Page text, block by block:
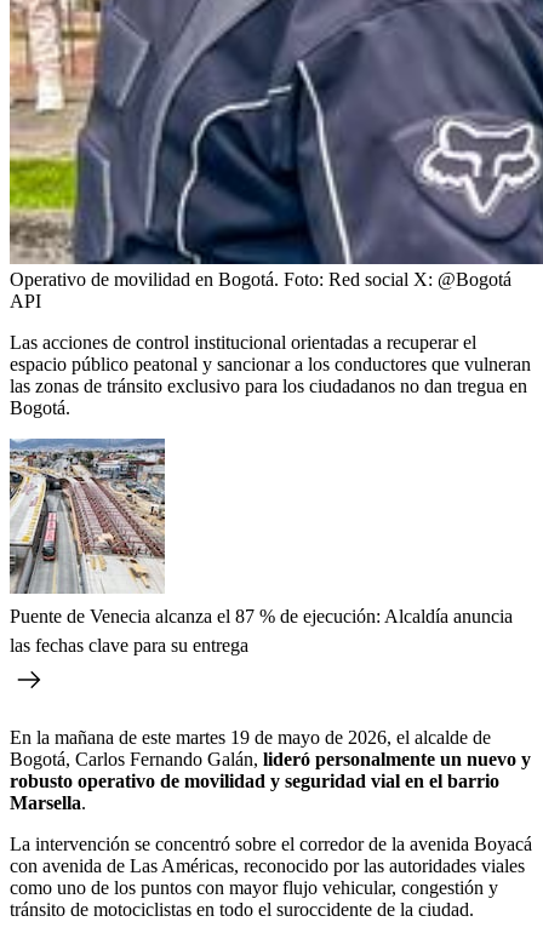
Operativo de movilidad en Bogotá. Foto: Red social X: @Bogotá
API
Las acciones de control institucional orientadas a recuperar el
espacio público peatonal y sancionar a los conductores que vulneran
las zonas de tránsito exclusivo para los ciudadanos no dan tregua en
Bogotá.
Puente de Venecia alcanza el 87 % de ejecución: Alcaldía anuncia
las fechas clave para su entrega
En la mañana de este martes 19 de mayo de 2026, el alcalde de
Bogotá, Carlos Fernando Galán, lideró personalmente un nuevo y
robusto operativo de movilidad y seguridad vial en el barrio
Marsella.
La intervención se concentró sobre el corredor de la avenida Boyacá
con avenida de Las Américas, reconocido por las autoridades viales
como uno de los puntos con mayor flujo vehicular, congestión y
tránsito de motociclistas en todo el suroccidente de la ciudad.